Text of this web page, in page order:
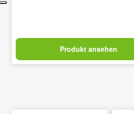
Produkt ansehen